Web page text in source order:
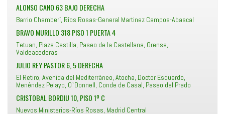
ALONSO CANO 63 BAJO DERECHA
Barrio Chamberí, Ríos Rosas-General Martinez Campos-Abascal
BRAVO MURILLO 318 PISO 1 PUERTA 4
Tetuan, Plaza Castilla, Paseo de la Castellana, Orense,
Valdeacederas
JULIO REY PASTOR 6, 5 DERECHA
El Retiro, Avenida del Mediterráneo, Atocha, Doctor Esquerdo,
Menéndez Pelayo, O`Donnell, Conde de Casal, Paseo del Prado
CRISTOBAL BORDIU 10, PISO 1º C
Nuevos Ministerios-Ríos Rosas, Madrid Central